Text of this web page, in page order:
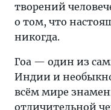
творений
о том, что
никогда.
Гоа — один из
Индии и
всём мире
отличительной